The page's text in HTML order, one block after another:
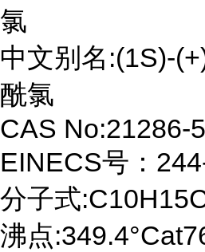
氯
中文别名:(1S)-
酰氯
CAS No:21286-
EINECS号：
分子式
沸点